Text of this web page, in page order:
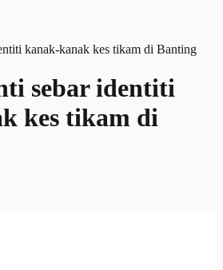
sebar identiti
kes tikam di